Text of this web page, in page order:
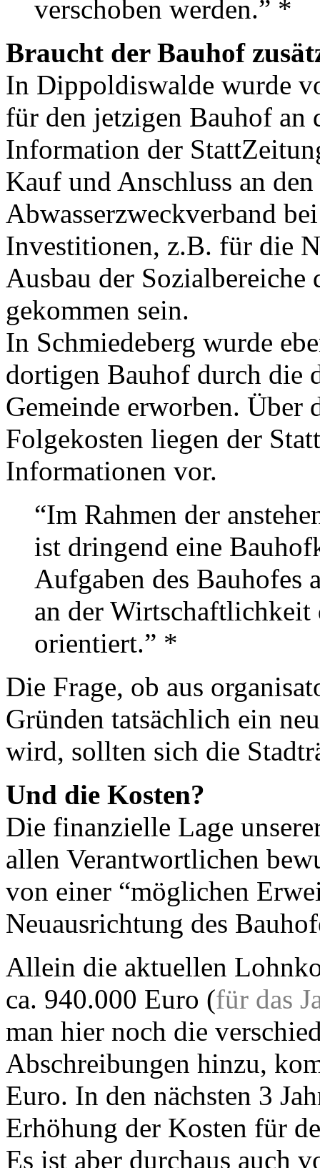
verschoben werden.” *
Braucht der Bauhof
In Dippoldiswalde wurde
für den jetzigen Bauhof an
Information der
Kauf und Anschluss an
Abwasserzweckverband
Investitionen, z.B. für die
Ausbau der
gekommen sein.
In Schmiedeberg wurde
dortigen Bauhof durch die
Gemeinde erworben. Über
Folgekosten liegen der
Informationen vor.
“Im Rahmen der
ist dringend eine
Aufgaben des Bauhofes
an der
orientiert.” *
Die Frage, ob aus
Gründen tatsächlich ein
wird, sollten sich die
Und die Kosten?
Die finanzielle Lage
allen Verantwortlichen
von einer “möglichen
Neuausrichtung des
Allein die aktuellen
ca. 940.000 Euro (für das
man hier noch die
Abschreibungen hinzu,
Euro. In den nächsten 3
Erhöhung der Kosten für
Es ist aber durchaus auch